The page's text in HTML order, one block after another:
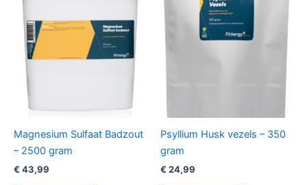
Magnesium Sulfaat Badzout
– 2500 gram
€ 43,99
Psyllium Husk vezels – 350
gram
€ 24,99